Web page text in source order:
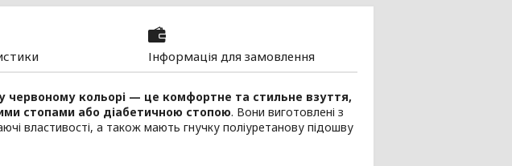
Інформація для замовлення
у червоному кольорі — це комфортне та стильне взуття,
стопами або діабетичною стопою. Вони виготовлені з
властивості, а також мають гнучку поліуретанову підошву